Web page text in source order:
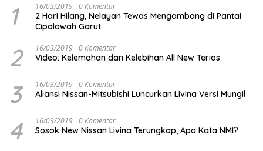
1 16/03/2019 0 Komentar
2 Hari Hilang, Nelayan Tewas Mengambang di Pantai
Cipalawah Garut
2 16/03/2019 0 Komentar
Video: Kelemahan dan Kelebihan All New Terios
3 16/03/2019 0 Komentar
Aliansi Nissan-Mitsubishi Luncurkan Livina Versi Mungil
4 16/03/2019 0 Komentar
Sosok New Nissan Livina Terungkap, Apa Kata NMI?